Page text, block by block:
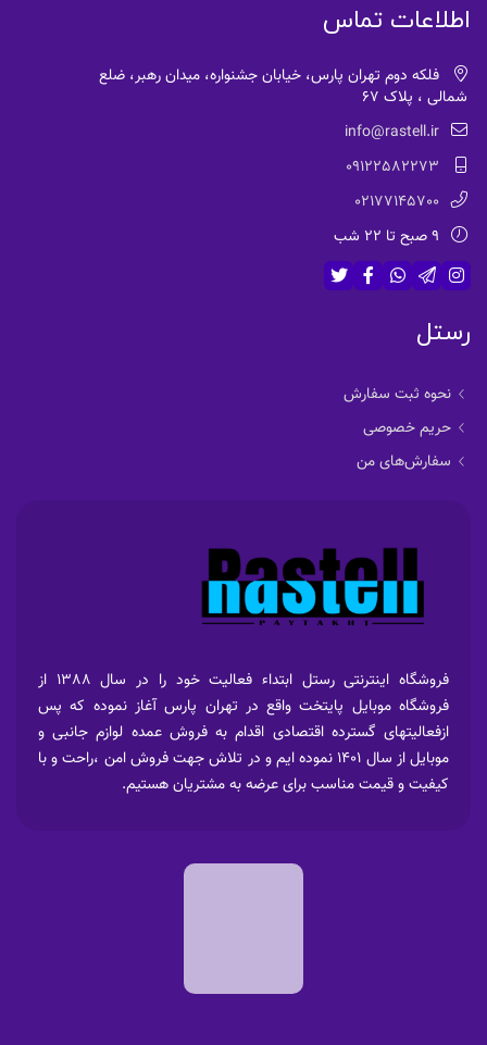
اطلاعات تماس
فلکه دوم تهران پارس، خیابان جشنواره، میدان رهبر، ضلع
شمالی ، پلاک 67
info@rastell.ir
09122582273
02177145700
9 صبح تا 22 شب
رستل
نحوه ثبت سفارش
حریم خصوصی
سفارش‌های من
فروشگاه اینترنتی رستل ابتداء فعالیت خود را در سال 1388 از
فروشگاه موبایل پایتخت واقع در تهران پارس آغاز نموده که پس
ازفعالیتهای گسترده اقتصادی اقدام به فروش عمده لوازم جانبی و
موبایل از سال 1401 نموده ایم و در تلاش جهت فروش امن ،راحت و با
کیفیت و قیمت مناسب برای عرضه به مشتریان هستیم.